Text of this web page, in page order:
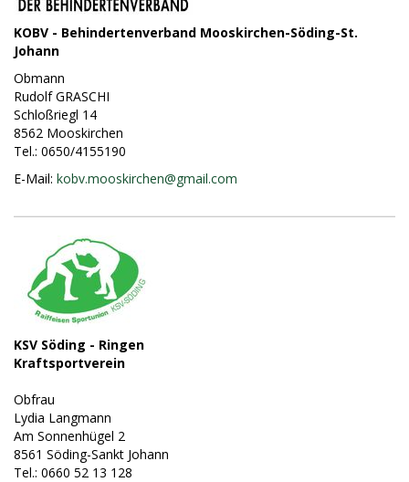
KOBV - Behindertenverband Mooskirchen-Söding-St.
Johann
Obmann
Rudolf GRASCHI
Schloßriegl 14
8562 Mooskirchen
Tel.: 0650/4155190
E-Mail: kobv.mooskirchen@gmail.com
KSV Söding - Ringen
Kraftsportverein
Obfrau
Lydia Langmann
Am Sonnenhügel 2
8561 Söding-Sankt Johann
Tel.: 0660 52 13 128